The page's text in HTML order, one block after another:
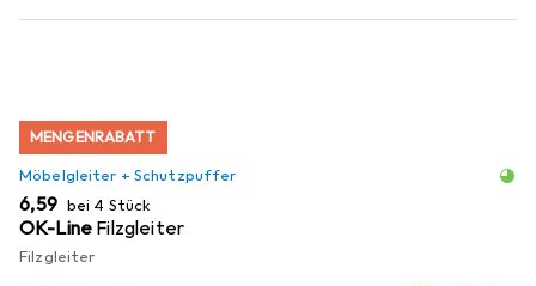
MENGENRABATT
Möbelgleiter + Schutzpuffer
EUR
6,59 bei 4 Stück
OK-Line Filzgleiter
Filzgleiter